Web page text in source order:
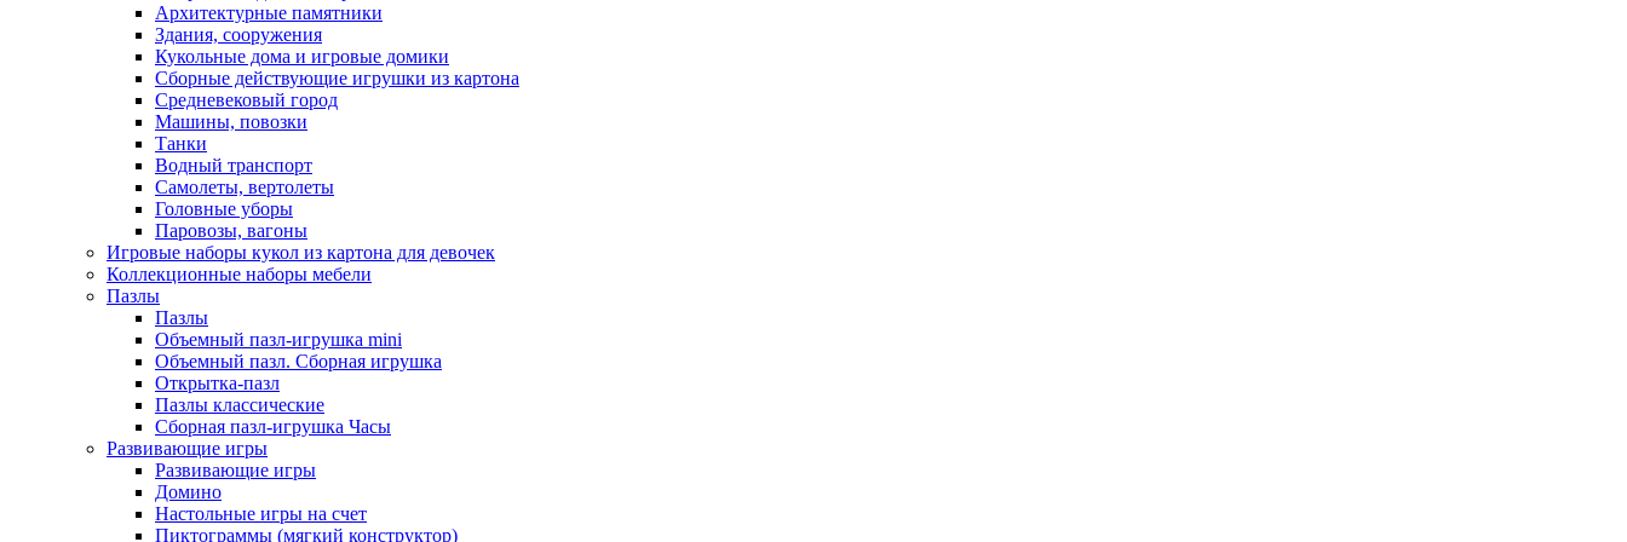
Архитектурные памятники
Здания, сооружения
Кукольные дома и игровые домики
Сборные действующие игрушки из картона
Средневековый город
Машины, повозки
Танки
Водный транспорт
Самолеты, вертолеты
Головные уборы
Паровозы, вагоны
Игровые наборы кукол из картона для девочек
Коллекционные наборы мебели
Пазлы
Пазлы
Объемный пазл-игрушка mini
Объемный пазл. Сборная игрушка
Открытка-пазл
Пазлы классические
Сборная пазл-игрушка Часы
Развивающие игры
Развивающие игры
Домино
Настольные игры на счет
Пиктограммы (мягкий конструктор)